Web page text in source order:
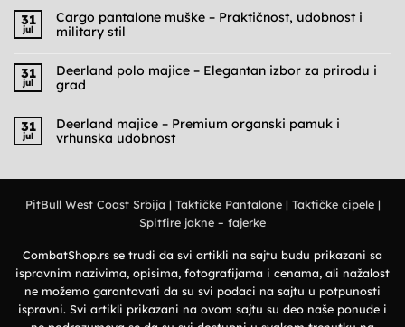
31
jul
Cargo pantalone muške – Praktičnost, udobnost i
military stil
na
Cargo
pantalone
Praktičnost,
udobnost
i
31
jul
Deerland polo majice – Elegantan izbor za prirodu i
grad
na
Deerland
polo
izbor
prirodu
i
31
jul
Deerland majice – Premium organski pamuk i
vrhunska udobnost
–
vrhunska
udobnost
PitBull West Coast Srbija | Taktičke Pantalone| Taktičke cipele|
Spitfire jakne – fajerke
CombatShop.rs se trudi da svi artikli na sajtu budu prikazani sa
ispravnim nazivima, opisima, fotografijama i cenama, ali nažalost
ne možemo garantovati da su svi podaci na sajtu u potpunosti
ispravni. Svi artikli prikazani na ovom sajtu su deo naše ponude i